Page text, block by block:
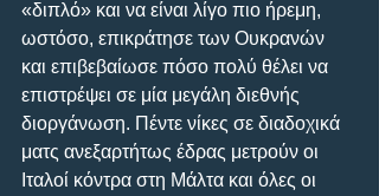
«διπλό» και να είναι λίγο πιο ήρεμη,
ωστόσο, επικράτησε των Ουκρανών
και επιβεβαίωσε πόσο πολύ θέλει να
επιστρέψει σε μία μεγάλη διεθνής
διοργάνωση. Πέντε νίκες σε διαδοχικά
ματς ανεξαρτήτως έδρας μετρούν οι
Ιταλοί κόντρα στη Μάλτα και όλες οι